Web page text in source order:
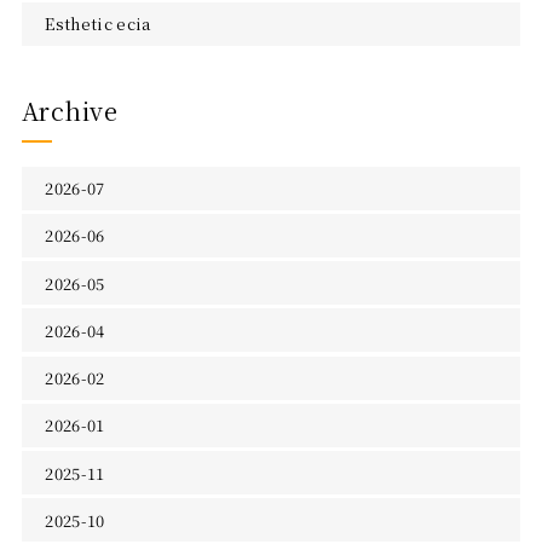
Esthetic ecia
Archive
2026-07
2026-06
2026-05
2026-04
2026-02
2026-01
2025-11
2025-10